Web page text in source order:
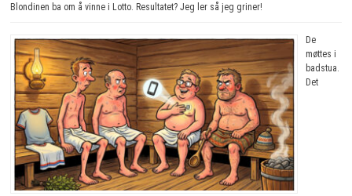
Blondinen ba om å vinne i Lotto. Resultatet? Jeg ler så jeg griner!
De
møttes i
badstua.
Det